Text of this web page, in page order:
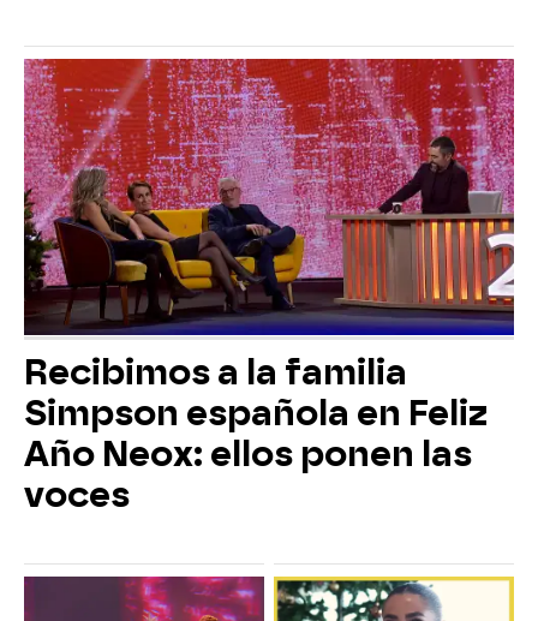
Recibimos a la familia
Simpson española en Feliz
Año Neox: ellos ponen las
voces